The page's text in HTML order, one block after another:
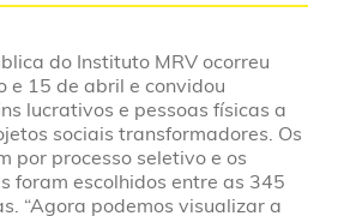
do Instituto MRV ocorreu
e 15 de abril e convidou
lucrativos e pessoas físicas a
sociais transformadores. Os
por processo seletivo e os
foram escolhidos entre as 345
“Agora podemos visualizar a